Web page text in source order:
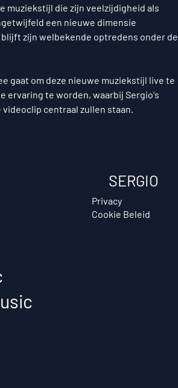
muziekstijl die zijn veelzijdigheid als
een nieuwe dimensie
zijn welbekende optredens onder de
gaat om deze nieuwe muziekstijl live te
ervaring te worden, waarbij Sergio's
centraal zullen staan.
SERGIO
Privacy
Cookie Beleid